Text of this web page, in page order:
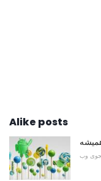
Alike posts
وب